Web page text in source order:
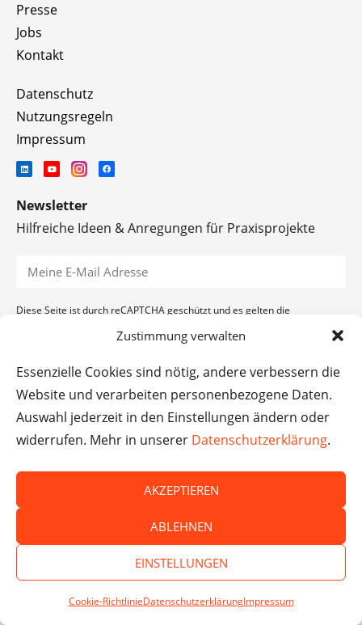
Zustimmung verwalten
Essenzielle Cookies sind nötig, andere verbessern die
Website und verarbeiten personenbezogene Daten.
Auswahl jederzeit in den Einstellungen ändern oder
widerrufen. Mehr in unserer Datenschutzerklärung.
AKZEPTIEREN
ABLEHNEN
EINSTELLUNGEN
Cookie-RichtlinieDatenschutzerklärungImpressum
Presse
Jobs
Kontakt
Datenschutz
Nutzungsregeln
Impressum
Newsletter
Hilfreiche Ideen & Anregungen für Praxisprojekte
Diese Seite ist durch reCAPTCHA geschützt und es gelten die
© Das macht Schule 2026 – Das macht Schule haftet